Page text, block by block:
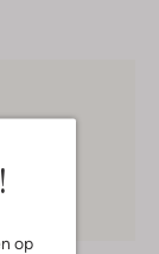
op